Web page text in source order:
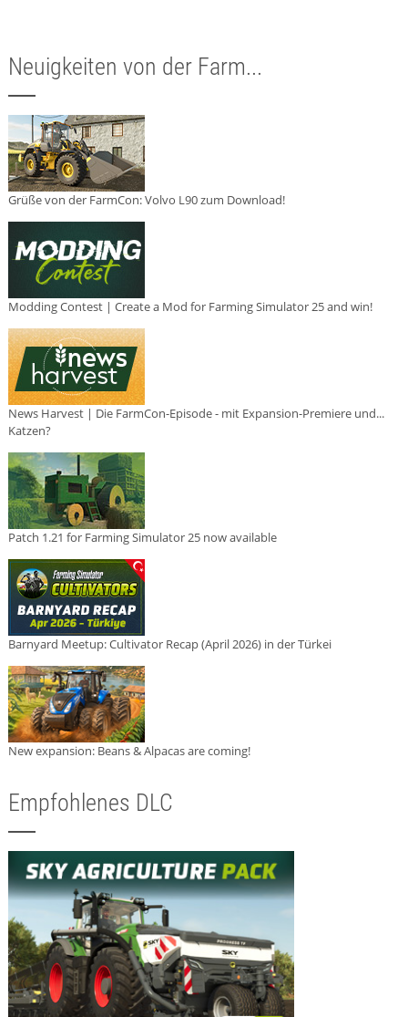
Neuigkeiten von der Farm...
Grüße von der FarmCon: Volvo L90 zum Download!
Modding Contest | Create a Mod for Farming Simulator 25 and win!
News Harvest | Die FarmCon-Episode - mit Expansion-Premiere und...
Katzen?
Patch 1.21 for Farming Simulator 25 now available
Barnyard Meetup: Cultivator Recap (April 2026) in der Türkei
New expansion: Beans & Alpacas are coming!
Empfohlenes DLC